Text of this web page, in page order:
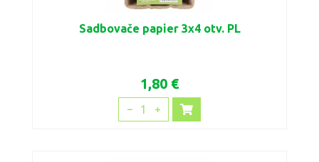
Sadbovače papier 3x4 otv. PL
1,80 €
1